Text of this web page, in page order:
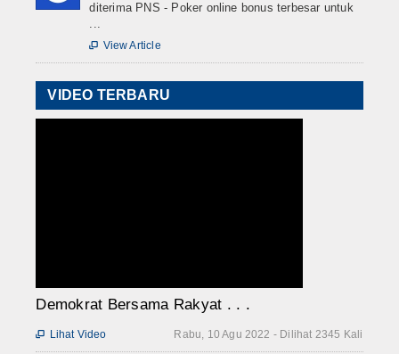
diterima PNS - Poker online bonus terbesar untuk
...
 View Article
VIDEO TERBARU
Demokrat Bersama Rakyat . . .
Rabu, 10 Agu 2022 - Dilihat 2345 Kali
 Lihat Video